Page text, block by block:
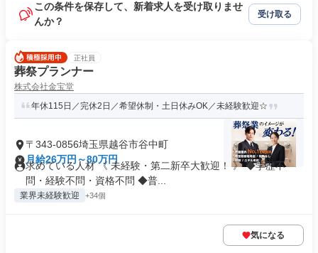
この条件を保存して、新着求人を受け取りませ
んか？
受け取る
正社員
葬祭プランナー
株式会社金宝堂
年休115日／完休2日／希望休制・土日休みOK／未経験歓迎☆
〒343-0856埼玉県越谷市谷中町
月給26万円～80万円
求めている人材 《 未経験・第二新卒大歓迎！ 》 ◆学歴不
問・経験不問・資格不問 ◆普...
業界未経験歓迎 +34個
気になる